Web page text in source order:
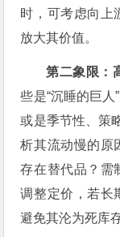
时，可考虑向上
放大其价值。
第二象限：
些是“沉睡的巨人
或是季节性、策
析其流动慢的原
存在替代品？需
调整定价，若长
避免其沦为死库存